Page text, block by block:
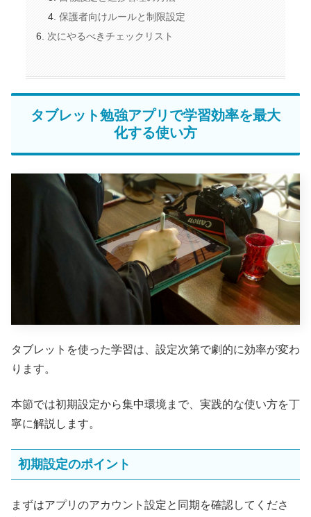
保護者向けルールと制限設定
次にやるべきチェックリスト
タブレット勉強アプリで学習効率を最大
化する使い方
タブレットを使った学習は、設定次第で劇的に効率が変わ
ります。
本節では初期設定から集中環境まで、実践的な使い方を丁
寧に解説します。
初期設定のポイント
まずはアプリのアカウント設定と同期を確認してくださ